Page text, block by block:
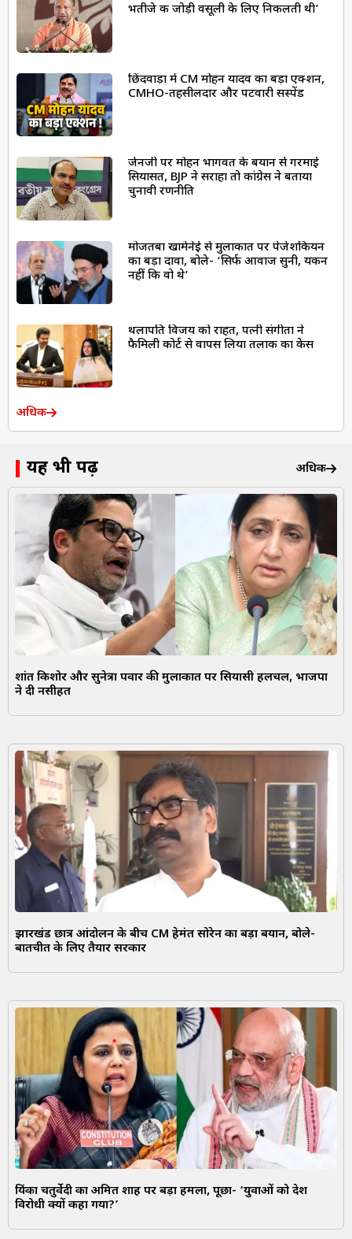
भतीजे की जोड़ी वसूली के लिए निकलती थी’
छिंदवाड़ा में CM मोहन यादव का बड़ा एक्शन,
CMHO-तहसीलदार और पटवारी सस्पेंड
जेनजी पर मोहन भागवत के बयान से गरमाई
सियासत, BJP ने सराहा तो कांग्रेस ने बताया
चुनावी रणनीति
मोजतबा खामेनेई से मुलाकात पर पेजेशकियन
का बड़ा दावा, बोले- ‘सिर्फ आवाज सुनी, यकीन
नहीं कि वो थे’
थलापति विजय को राहत, पत्नी संगीता ने
फैमिली कोर्ट से वापस लिया तलाक का केस
अधिक
यह भी पढ़ें अधिक
प्रशांत किशोर और सुनेत्रा पवार की मुलाकात पर सियासी हलचल, भाजपा
ने दी नसीहत
झारखंड छात्र आंदोलन के बीच CM हेमंत सोरेन का बड़ा बयान, बोले-
बातचीत के लिए तैयार सरकार
प्रियंका चतुर्वेदी का अमित शाह पर बड़ा हमला, पूछा- ‘युवाओं को देश
विरोधी क्यों कहा गया?’